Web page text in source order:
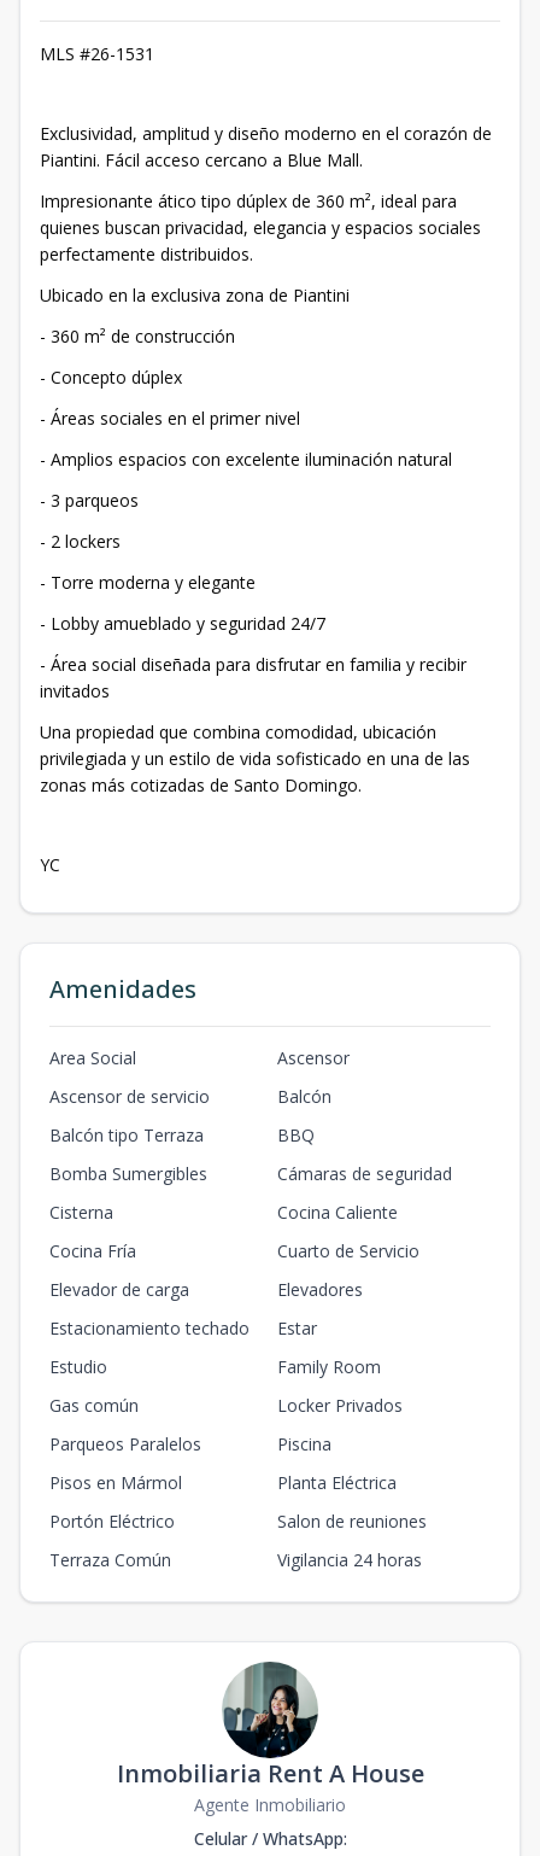
MLS #26-1531
Exclusividad, amplitud y diseño moderno en el corazón de
Piantini. Fácil acceso cercano a Blue Mall.
Impresionante ático tipo dúplex de 360 m², ideal para
quienes buscan privacidad, elegancia y espacios sociales
perfectamente distribuidos.
Ubicado en la exclusiva zona de Piantini
- 360 m² de construcción
- Concepto dúplex
- Áreas sociales en el primer nivel
- Amplios espacios con excelente iluminación natural
- 3 parqueos
- 2 lockers
- Torre moderna y elegante
- Lobby amueblado y seguridad 24/7
- Área social diseñada para disfrutar en familia y recibir
invitados
Una propiedad que combina comodidad, ubicación
privilegiada y un estilo de vida sofisticado en una de las
zonas más cotizadas de Santo Domingo.
YC
Amenidades
Area Social
Ascensor
Ascensor de servicio
Balcón
Balcón tipo Terraza
BBQ
Bomba Sumergibles
Cámaras de seguridad
Cisterna
Cocina Caliente
Cocina Fría
Cuarto de Servicio
Elevador de carga
Elevadores
Estacionamiento techado
Estar
Estudio
Family Room
Gas común
Locker Privados
Parqueos Paralelos
Piscina
Pisos en Mármol
Planta Eléctrica
Portón Eléctrico
Salon de reuniones
Terraza Común
Vigilancia 24 horas
Inmobiliaria Rent A House
Agente Inmobiliario
Celular / WhatsApp: